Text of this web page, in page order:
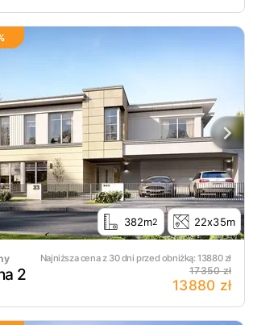
382m2 22x35m
Najniższa cena z 30 dni przed obniżką:13880zł
2 17350 zł
13880 zł